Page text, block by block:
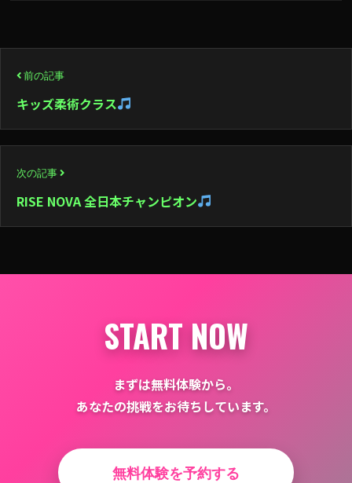
稿
ナ
ビ
ゲ
ー
ョ
前の記事
キッズ柔術クラス
次の記事
RISE NOVA 全日本チャンピオン
START NOW
まずは無料体験から。
あなたの挑戦をお待ちしています。
無料体験を予約する